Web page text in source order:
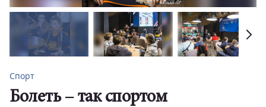
Спорт
Болеть – так спортом